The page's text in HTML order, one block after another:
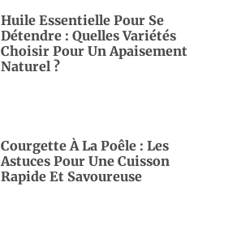
Huile Essentielle Pour Se
Détendre : Quelles Variétés
Choisir Pour Un Apaisement
Naturel ?
Courgette À La Poêle : Les
Astuces Pour Une Cuisson
Rapide Et Savoureuse